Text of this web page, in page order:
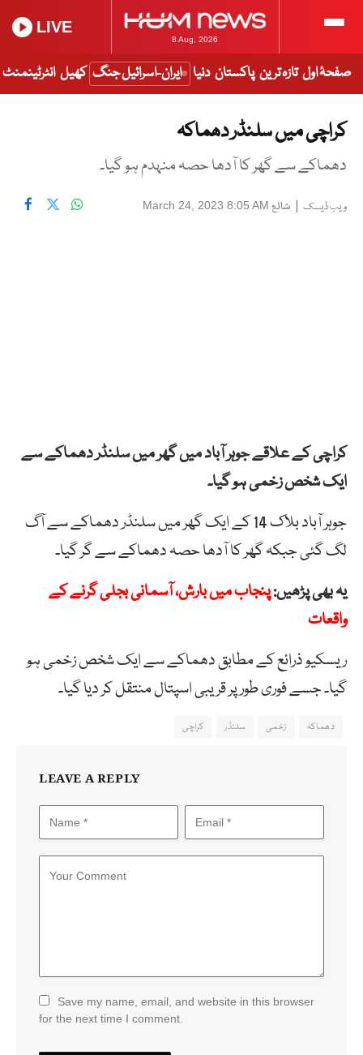
8 Aug, 2026
LIVE
صفحۂ اول تازہ ترین پاکستان دنیا ایران-اسرائیل جنگ کھیل انٹرٹینمنٹ
کراچی میں سلنڈر دھماکہ
دھماکے سے گھر کا آدھا حصہ منہدم ہو گیا۔
ویب ڈیسک | شائع March 24, 2023 8:05 AM
کراچی کے علاقے جوہر آباد میں گھر میں سلنڈر دھماکے سے
ایک شخص زخمی ہو گیا۔
جوہر آباد بلاک 14 کے ایک گھر میں سلنڈر دھماکے سے آگ
لگ گئی جبکہ گھر کا آدھا حصہ دھماکے سے گر گیا۔
یہ بھی پڑھیں:پنجاب میں بارش، آسمانی بجلی گرنے کے
واقعات
ریسکیو ذرائع کے مطابق دھماکے سے ایک شخص زخمی ہو
گیا۔ جسے فوری طور پر قریبی اسپتال منتقل کر دیا گیا۔
دھماکہ زخمی سلنڈر کراچی
LEAVE A REPLY
Save my name, email, and website in this browser
for the next time I comment.